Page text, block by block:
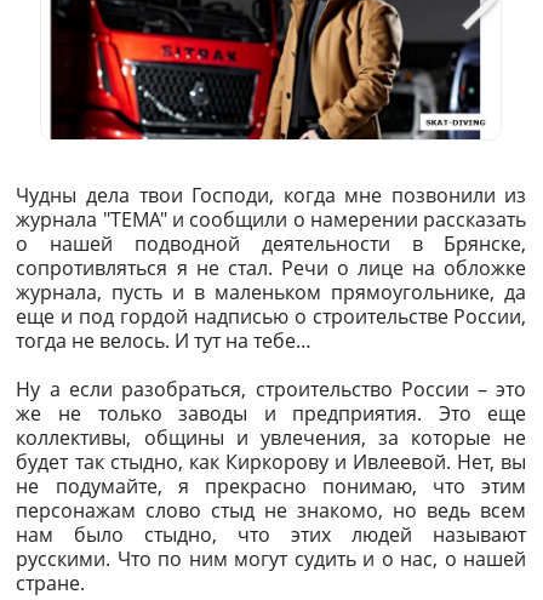
Чудны дела твои Господи, когда мне позвонили из
журнала "ТЕМА" и сообщили о намерении рассказать
о нашей подводной деятельности в Брянске,
сопротивляться я не стал. Речи о лице на обложке
журнала, пусть и в маленьком прямоугольнике, да
еще и под гордой надписью о строительстве России,
тогда не велось. И тут на тебе…
Ну а если разобраться, строительство России – это
же не только заводы и предприятия. Это еще
коллективы, общины и увлечения, за которые не
будет так стыдно, как Киркорову и Ивлеевой. Нет, вы
не подумайте, я прекрасно понимаю, что этим
персонажам слово стыд не знакомо, но ведь всем
нам было стыдно, что этих людей называют
русскими. Что по ним могут судить и о нас, о нашей
стране.